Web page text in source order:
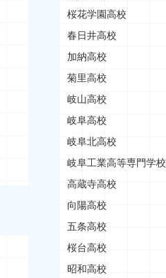
桜花学園高校
春日井高校
加納高校
菊里高校
岐山高校
岐阜高校
岐阜北高校
岐阜工業高等専門学校
高蔵寺高校
向陽高校
五条高校
桜台高校
昭和高校